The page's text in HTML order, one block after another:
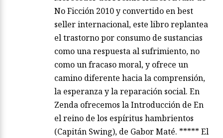
No Ficción 2010 y convertido en best
seller internacional, este libro replantea
el trastorno por consumo de sustancias
como una respuesta al sufrimiento, no
como un fracaso moral, y ofrece un
camino diferente hacia la comprensión,
la esperanza y la reparación social. En
Zenda ofrecemos la Introducción de En
el reino de los espíritus hambrientos
(Capitán Swing), de Gabor Maté. ***** El